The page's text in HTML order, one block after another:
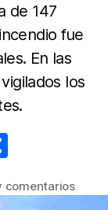
de 147
fue
En las
los
m
comentariosen